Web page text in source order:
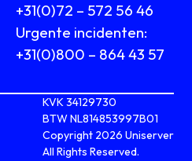
+31(0)72 – 572 56 46
Urgente incidenten:
+31(0)800 – 864 43 57
KVK 34129730
BTW NL814853997B01
Copyright 2026 Uniserver
All Rights Reserved.